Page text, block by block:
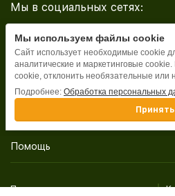
Мы в социальных сетях:
Каталог
Помощь
Политика персональных данных
Мы используем файлы cookie
Сайт использует необходимые cookie
аналитические и маркетинговые
cookie, отклонить необязательные или
Подробнее: Обработка персональных
Принять